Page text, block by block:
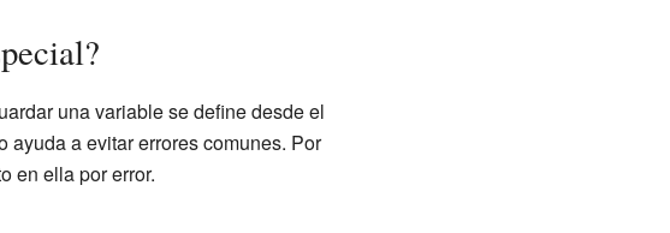
una variable se define desde el
ayuda a evitar errores comunes. Por
en ella por error.